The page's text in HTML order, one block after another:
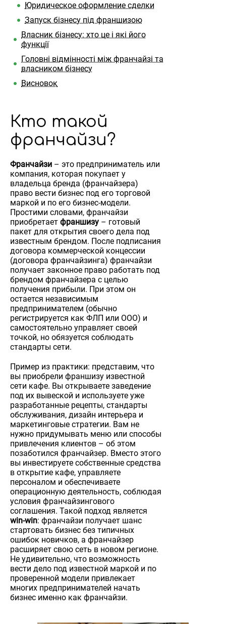
Юридическое оформление сделки
Запуск бізнесу під франшизою
Власник бізнесу: хто це і які його
функції
Головні відмінності між франчайзі та
власником бізнесу
Висновок
Кто такой
франчайзи?
Франчайзи – это предприниматель или
компания, которая покупает у
владельца бренда (франчайзера)
право вести бизнес под его торговой
маркой и по его бизнес-модели.
Простими словами, франчайзи
приобретает франшизу – готовый
пакет для открытия своего дела под
известным брендом. После подписания
договора коммерческой концессии
(договора франчайзинга) франчайзи
получает законное право работать под
брендом франчайзера с целью
получения прибыли. При этом он
остается независимым
предпринимателем (обычно
регистрируется как ФЛП или ООО) и
самостоятельно управляет своей
точкой, но обязуется соблюдать
стандарты сети.
Пример из практики: представим, что
вы приобрели франшизу известной
сети кафе. Вы открываете заведение
под их вывеской и используете уже
разработанные рецепты, стандарты
обслуживания, дизайн интерьера и
маркетинговые стратегии. Вам не
нужно придумывать меню или способы
привлечения клиентов – об этом
позаботился франчайзер. Вместо этого
вы инвестируете собственные средства
в открытие кафе, управляете
персоналом и обеспечиваете
операционную деятельность, соблюдая
условия франчайзингового
соглашения. Такой подход является
win-win: франчайзи получает шанс
стартовать бизнес без типичных
ошибок новичков, а франчайзер
расширяет свою сеть в новом регионе.
Не удивительно, что возможность
вести дело под известной маркой и по
проверенной модели привлекает
многих предпринимателей начать
бизнес именно как франчайзи.